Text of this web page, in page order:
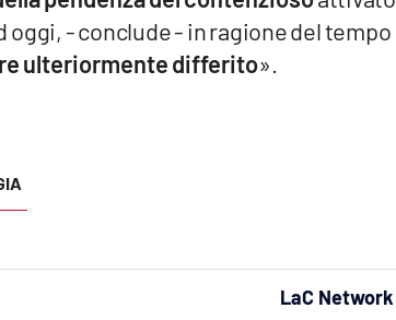
- conclude - in ragione del tempo
ulteriormente differito».
LaC Network